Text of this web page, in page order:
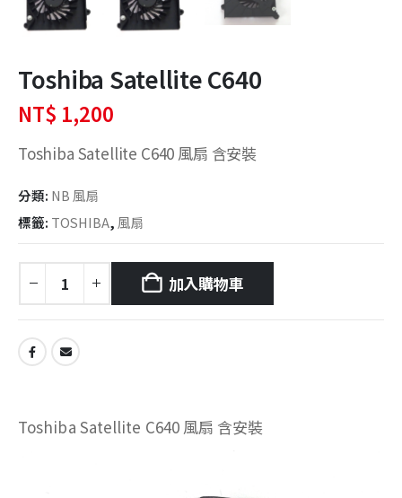
Toshiba Satellite C640
NT$ 1,200
Toshiba Satellite C640 風扇 含安裝
分類: NB 風扇
標籤: TOSHIBA, 風扇
加入購物車
Toshiba Satellite C640 風扇 含安裝